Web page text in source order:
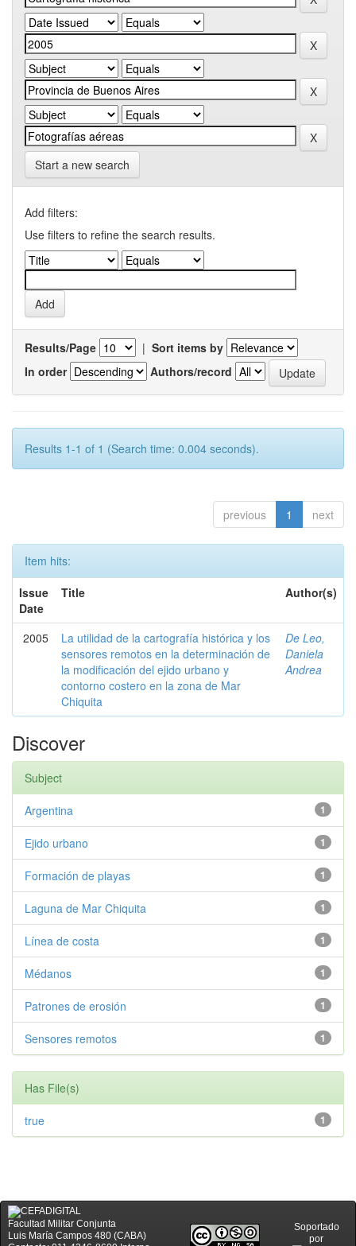
Start a new search
Add filters:
Use filters to refine the search results.
Results/Page | Sort items by
In order
Authors/record
Results 1-1 of 1 (Search time: 0.004 seconds).
previous 1 next
Item hits:
Issue
Date
Title Author(s)
2005
La utilidad de la cartografía histórica y los
sensores remotos en la determinación de
la modificación del ejido urbano y
contorno costero en la zona de Mar
Chiquita
De Leo,
Daniela
Andrea
Discover
Subject
1
Argentina
1
Ejido urbano
1
Formación de playas
1
Laguna de Mar Chiquita
1
Línea de costa
1
Médanos
1
Patrones de erosión
1
Sensores remotos
Has File(s)
1
true
Facultad Militar Conjunta
Luis María Campos 480 (CABA)
Soportado
por